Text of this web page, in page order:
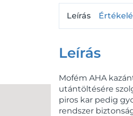
Leírás
Leírás
Mofém AHA
utántöltésére
piros kar pedig
rendszer